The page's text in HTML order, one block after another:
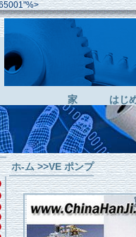
家 はじ
ホ-ム>>VE ポンプ